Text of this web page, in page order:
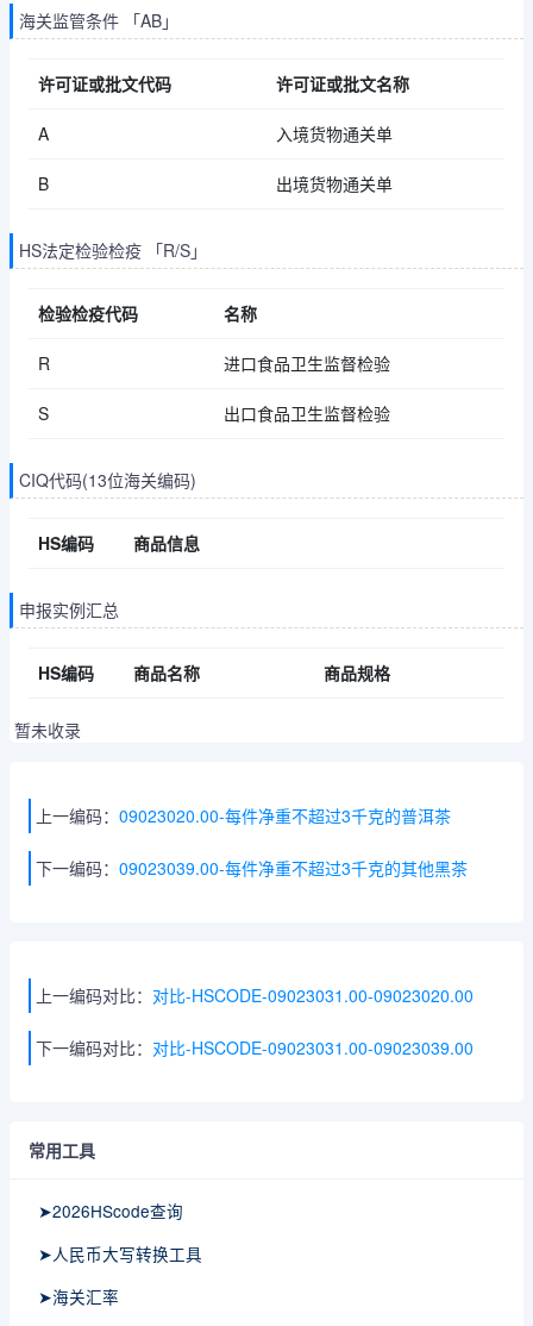
海关监管条件 「AB」
许可证或批文代码 许可证或批文名称
A 入境货物通关单
B 出境货物通关单
HS法定检验检疫 「R/S」
检验检疫代码 名称
R 进口食品卫生监督检验
S 出口食品卫生监督检验
CIQ代码(13位海关编码)
HS编码 商品信息
申报实例汇总
HS编码 商品名称 商品规格
暂未收录
上一编码： 09023020.00-每件净重不超过3千克的普洱茶
下一编码： 09023039.00-每件净重不超过3千克的其他黑茶
上一编码对比： 对比-HSCODE-09023031.00-09023020.00
下一编码对比： 对比-HSCODE-09023031.00-09023039.00
常用工具
➤2026HScode查询
➤人民币大写转换工具
➤海关汇率